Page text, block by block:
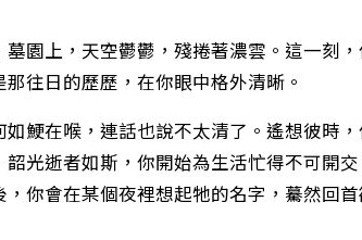
園上，天空鬱鬱，殘捲著濃雲。這一刻
往日的歷歷，在你眼中格外清晰。
鯁在喉，連話也說不太清了。遙想彼時
光逝者如斯，你開始為生活忙得不可開交
你會在某個夜裡想起牠的名字，驀然回